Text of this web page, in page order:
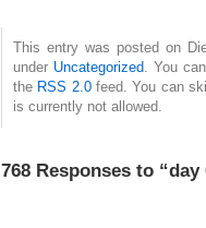
This entry was posted on
under Uncategorized . You
the RSS 2.0feed. You can
is currently not allowed.
768 Responses to “day